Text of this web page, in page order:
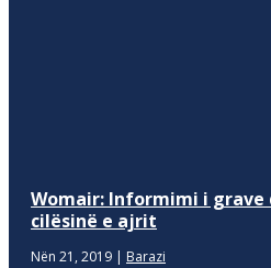
Womair: Informimi i grave
cilësinë e ajrit
Nën 21, 2019 | Barazi